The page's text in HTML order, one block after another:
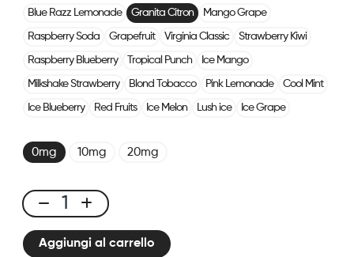
Blue Razz Lemonade Granita Citron Mango Grape
Raspberry Soda Grapefruit Virginia Classic Strawberry Kiwi
Raspberry Blueberry Tropical Punch Ice Mango
Milkshake Strawberry Blond Tobacco Pink Lemonade Cool Mint
Ice Blueberry Red Fruits Ice Melon Lush ice Ice Grape
0mg 10mg 20mg
Click
&
PuffAggiungi al carrello